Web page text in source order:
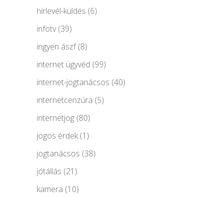
hírlevél-küldés (6)
infotv(39)
ingyen ászf(8)
internet ügyvéd (99)
internet-jogtanácsos (40)
internetcenzúra (5)
internetjog (80)
jogos érdek(1)
jogtanácsos (38)
jótállás (21)
kamera (10)